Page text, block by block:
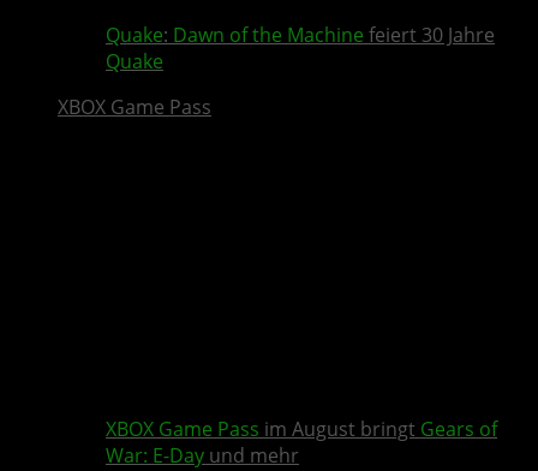
Quake: Dawn of the Machine feiert 30 Jahre
Quake
XBOX Game Pass
XBOX Game Pass im August bringt Gears of
War: E-Day und mehr